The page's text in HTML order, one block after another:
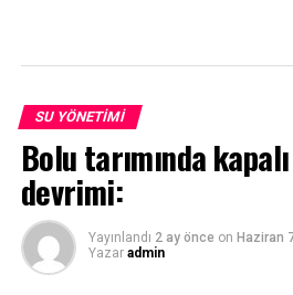
SU YÖNETIMI
Bolu tarımında
devrimi:
Yayınlandı 2 ay önce on Haziran
Yazar admin